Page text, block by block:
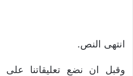
انتهى النص.
وقبل ان نضع تعليقاتنا على